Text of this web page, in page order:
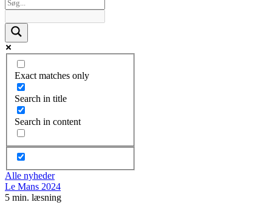
Exact matches only
Search in title
Search in content
Alle nyheder
Le Mans 2024
5 min. læsning